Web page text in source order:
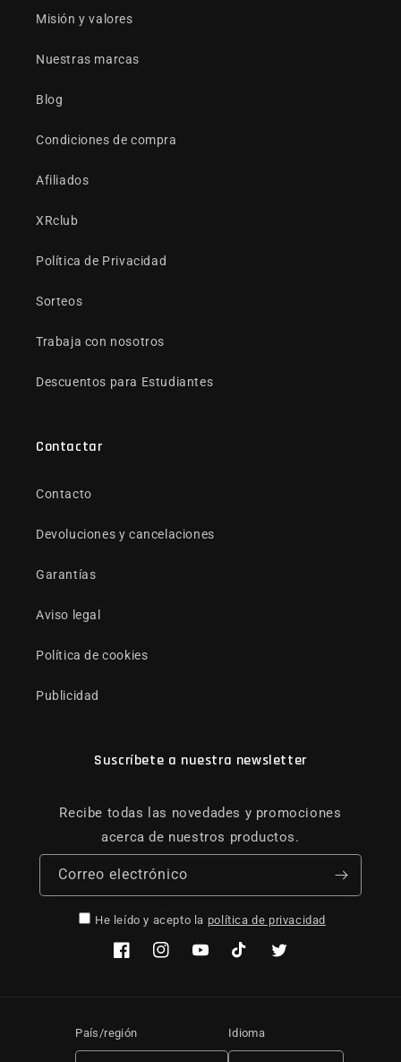
Misión y valores
Nuestras marcas
Blog
Condiciones de compra
Afiliados
XRclub
Política de Privacidad
Sorteos
Trabaja con nosotros
Descuentos para Estudiantes
Contactar
Contacto
Devoluciones y cancelaciones
Garantías
Aviso legal
Política de cookies
Publicidad
Suscríbete a nuestra newsletter
Recibe todas las novedades y promociones
acerca de nuestros productos.
Correo electrónico
He leído y acepto la política de privacidad
FacebookInstagramYouTubeTikTok Twitter
País/región Idioma